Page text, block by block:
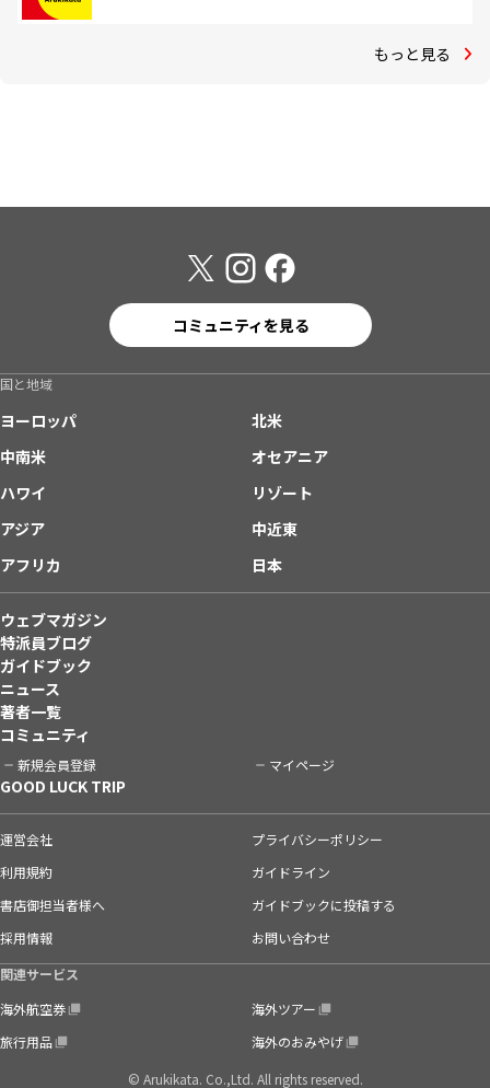
もっと見る
コミュニティを見る
国と地域
ヨーロッパ
北米
中南米
オセアニア
ハワイ
リゾート
アジア
中近東
アフリカ
日本
ウェブマガジン
特派員ブログ
ガイドブック
ニュース
著者一覧
コミュニティ
新規会員登録 マイページ
GOOD LUCK TRIP
運営会社
プライバシーポリシー
利用規約
ガイドライン
書店御担当者様へ
ガイドブックに投稿する
採用情報
お問い合わせ
関連サービス
海外航空券
海外ツアー
旅行用品
海外のおみやげ
© Arukikata. Co.,Ltd. All rights reserved.